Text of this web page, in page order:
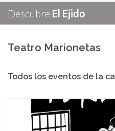
Descubre El Ejido
Teatro Marionetas
Todos los eventos de la